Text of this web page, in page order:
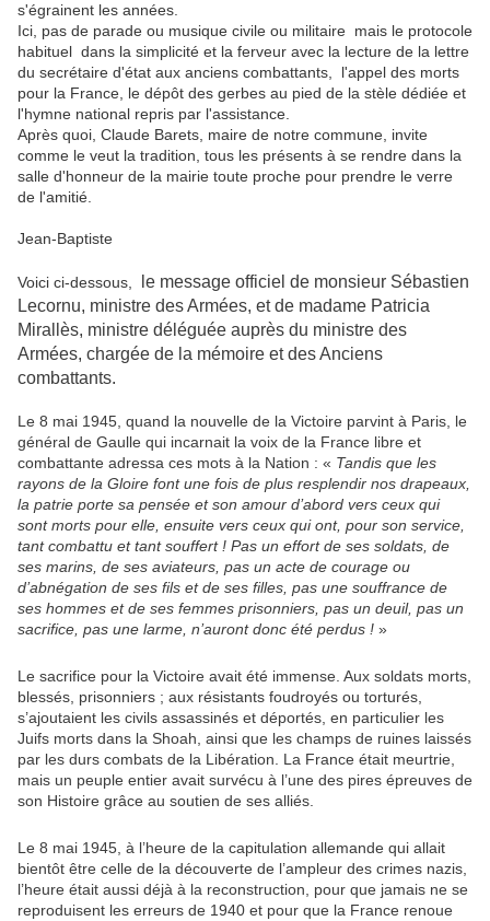
s'égrainent les années.
Ici, pas de parade ou musique civile ou militaire mais le protocole
habituel dans la simplicité et la ferveur avec la lecture de la lettre
du secrétaire d'état aux anciens combattants, l'appel des morts
pour la France, le dépôt des gerbes au pied de la stèle dédiée et
l'hymne national repris par l'assistance.
Après quoi, Claude Barets, maire de notre commune, invite
comme le veut la tradition, tous les présents à se rendre dans la
salle d'honneur de la mairie toute proche pour prendre le verre
de l'amitié.
Jean-Baptiste
Voici ci-dessous,
le message officiel de monsieur Sébastien
Lecornu, ministre des Armées, et de madame Patricia
Mirallès, ministre déléguée auprès du ministre des
Armées, chargée de la mémoire et des Anciens
combattants.
Le 8 mai 1945, quand la nouvelle de la Victoire parvint à Paris, le
général de Gaulle qui incarnait la voix de la France libre et
combattante adressa ces mots à la Nation : « Tandis que les
rayons de la Gloire font une fois de plus resplendir nos drapeaux,
la patrie porte sa pensée et son amour d’abord vers ceux qui
sont morts pour elle, ensuite vers ceux qui ont, pour son service,
tant combattu et tant souffert ! Pas un effort de ses soldats, de
ses marins, de ses aviateurs, pas un acte de courage ou
d’abnégation de ses fils et de ses filles, pas une souffrance de
ses hommes et de ses femmes prisonniers, pas un deuil, pas un
sacrifice, pas une larme, n’auront donc été perdus ! »
Le sacrifice pour la Victoire avait été immense. Aux soldats morts,
blessés, prisonniers ; aux résistants foudroyés ou torturés,
s’ajoutaient les civils assassinés et déportés, en particulier les
Juifs morts dans la Shoah, ainsi que les champs de ruines laissés
par les durs combats de la Libération. La France était meurtrie,
mais un peuple entier avait survécu à l’une des pires épreuves de
son Histoire grâce au soutien de ses alliés.
Le 8 mai 1945, à l’heure de la capitulation allemande qui allait
bientôt être celle de la découverte de l’ampleur des crimes nazis,
l’heure était aussi déjà à la reconstruction, pour que jamais ne se
reproduisent les erreurs de 1940 et pour que la France renoue